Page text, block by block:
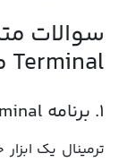
سوالات
Terminal مک بوک
1. برنامه Terminal در مک بوک چیست؟
ترمینال یک